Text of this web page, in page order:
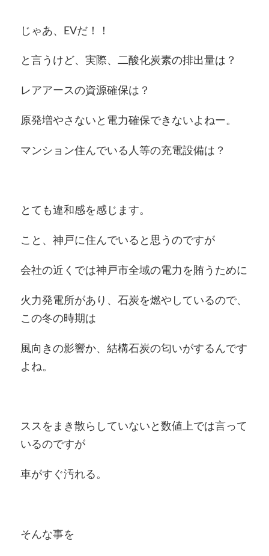
じゃあ、EVだ！！
と言うけど、実際、二酸化炭素の排出量は？
レアアースの資源確保は？
原発増やさないと電力確保できないよねー。
マンション住んでいる人等の充電設備は？
とても違和感を感じます。
こと、神戸に住んでいると思うのですが
会社の近くでは神戸市全域の電力を賄うために
火力発電所があり、石炭を燃やしているので、
この冬の時期は
風向きの影響か、結構石炭の匂いがするんです
よね。
ススをまき散らしていないと数値上では言って
いるのですが
車がすぐ汚れる。
そんな事を